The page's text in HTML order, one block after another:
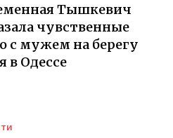
Тышкевич
чувственные
с мужем на берегу
в Одессе